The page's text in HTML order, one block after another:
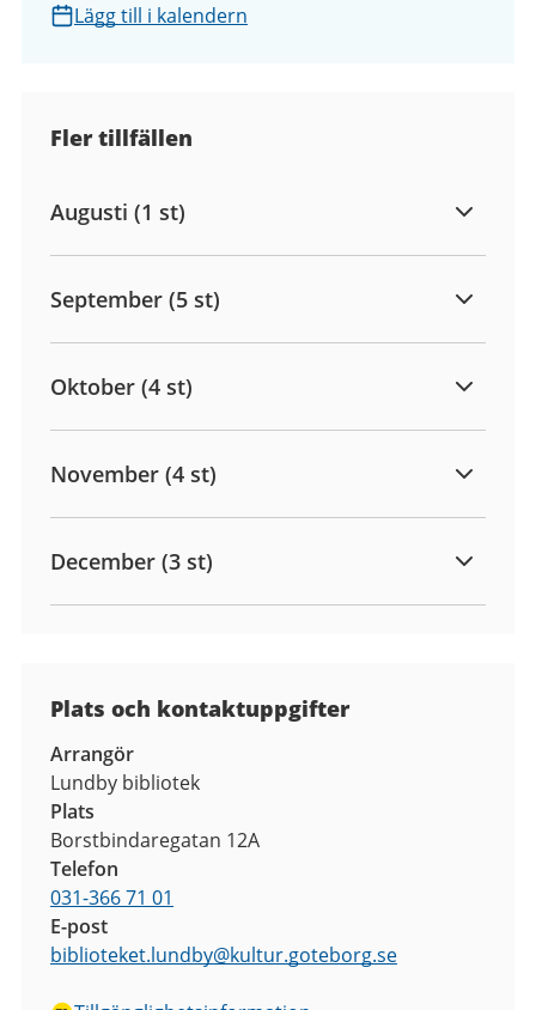
Lägg till i kalendern
Fler tillfällen
Augusti (1 st)
September (5 st)
Oktober (4 st)
November (4 st)
December (3 st)
Plats och kontaktuppgifter
Arrangör
Lundby bibliotek
Plats
Borstbindaregatan 12A
Telefon
031-366 71 01
E-post
biblioteket.lundby@kultur.goteborg.se